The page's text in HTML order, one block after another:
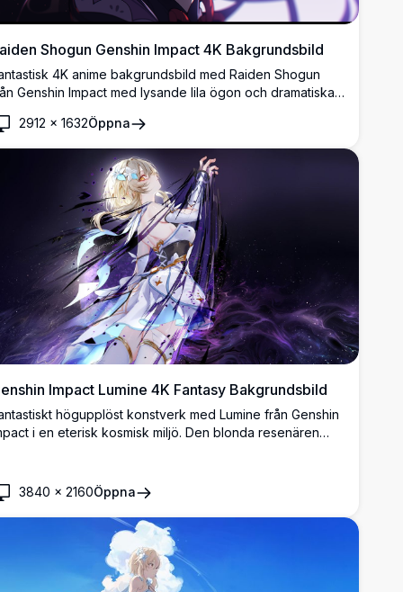
Shogun Genshin Impact 4K Bakgrundsbild
4K anime bakgrundsbild med Raiden Shogun
Genshin Impact med lysande lila ögon och dramatiska
i en fascinerande mörk atmosfär med eterisk
och dynamiska visuella element.
2912 × 1632Öppna
Impact Lumine 4K Fantasy Bakgrundsbild
högupplöst konstverk med Lumine från Genshin
i en eterisk kosmisk miljö. Den blonda resenären
skrivbordsbakgrunder.
3840 × 2160Öppna